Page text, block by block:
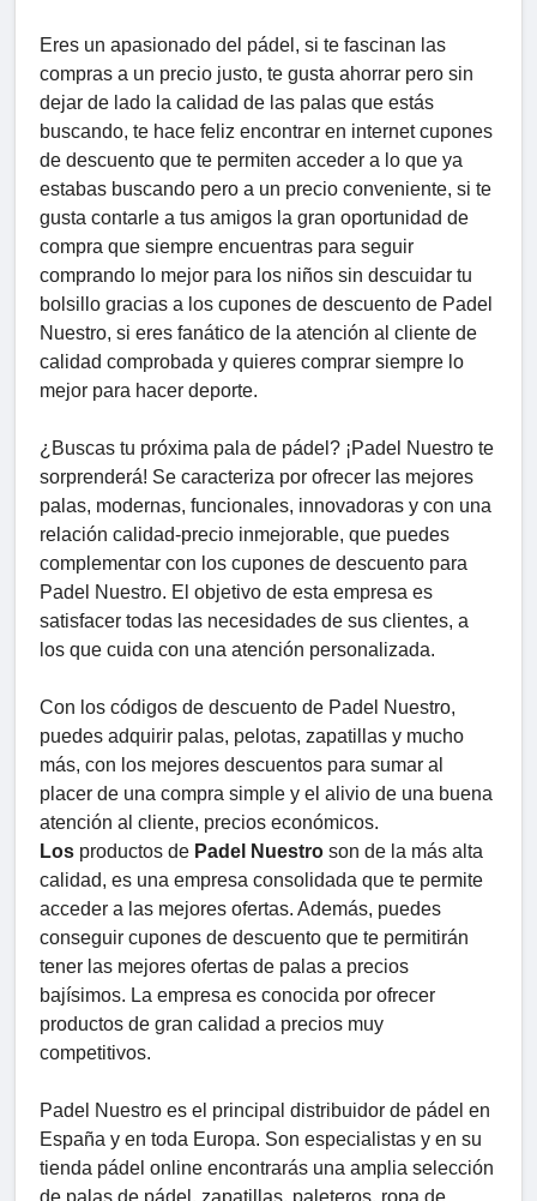
Eres un apasionado del pádel, si te fascinan las
compras a un precio justo, te gusta ahorrar pero sin
dejar de lado la calidad de las palas que estás
buscando, te hace feliz encontrar en internet cupones
de descuento que te permiten acceder a lo que ya
estabas buscando pero a un precio conveniente, si te
gusta contarle a tus amigos la gran oportunidad de
compra que siempre encuentras para seguir
comprando lo mejor para los niños sin descuidar tu
bolsillo gracias a los cupones de descuento de Padel
Nuestro, si eres fanático de la atención al cliente de
calidad comprobada y quieres comprar siempre lo
mejor para hacer deporte.
¿Buscas tu próxima pala de pádel? ¡Padel Nuestro te
sorprenderá! Se caracteriza por ofrecer las mejores
palas, modernas, funcionales, innovadoras y con una
relación calidad-precio inmejorable, que puedes
complementar con los cupones de descuento para
Padel Nuestro. El objetivo de esta empresa es
satisfacer todas las necesidades de sus clientes, a
los que cuida con una atención personalizada.
Con los códigos de descuento de Padel Nuestro,
puedes adquirir palas, pelotas, zapatillas y mucho
más, con los mejores descuentos para sumar al
placer de una compra simple y el alivio de una buena
atención al cliente, precios económicos.
Los productos de Padel Nuestro son de la más alta
calidad, es una empresa consolidada que te permite
acceder a las mejores ofertas. Además, puedes
conseguir cupones de descuento que te permitirán
tener las mejores ofertas de palas a precios
bajísimos. La empresa es conocida por ofrecer
productos de gran calidad a precios muy
competitivos.
Padel Nuestro es el principal distribuidor de pádel en
España y en toda Europa. Son especialistas y en su
tienda pádel online encontrarás una amplia selección